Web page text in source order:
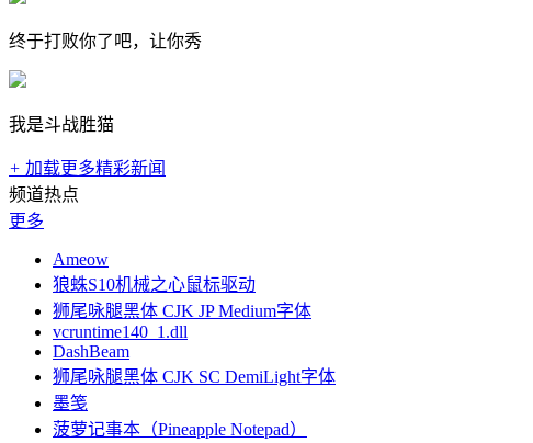
终于打败你了吧，让你秀
我是斗战胜猫
+ 加载更多精彩新闻
频道热点
更多
Ameow
狼蛛S10机械之心鼠标驱动
狮尾咏腿黑体 CJK JP Medium字体
vcruntime140_1.dll
DashBeam
狮尾咏腿黑体 CJK SC DemiLight字体
墨笺
菠萝记事本（Pineapple Notepad）